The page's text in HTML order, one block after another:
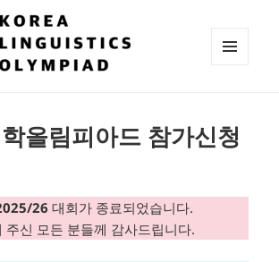
올림피아드 참가신청
26 대회가 종료되었습니다.
주신 모든 분들께 감사드립니다.